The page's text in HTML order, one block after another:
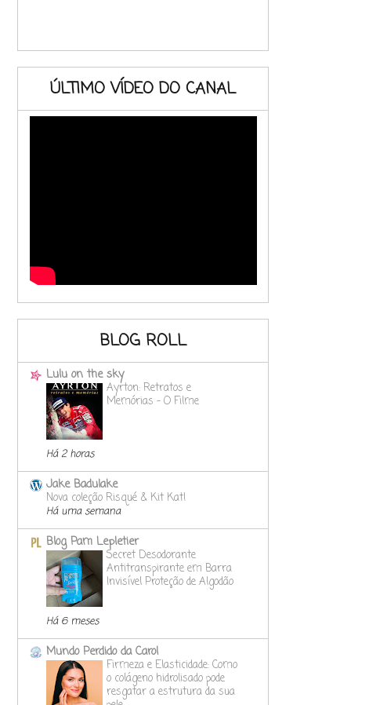
ÚLTIMO VÍDEO DO CANAL
BLOG ROLL
Lulu on the sky
Ayrton: Retratos e
Memórias - O Filme
Há 2 horas
Jake Badulake
Nova coleção Risqué & Kit Kat!
Há uma semana
Blog Pam Lepletier
Secret Desodorante
Antitranspirante em Barra
Invisível Proteção de Algodão
Há 6 meses
Mundo Perdido da Carol
Firmeza e Elasticidade: Como
o colágeno hidrolisado pode
resgatar a estrutura da sua